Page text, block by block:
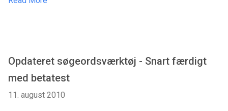
Opdateret søgeordsværktøj - Snart færdigt
med betatest
11. august 2010